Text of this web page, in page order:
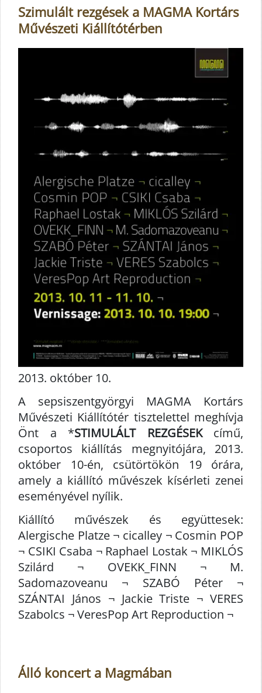
Szimulált rezgések a MAGMA Kortárs
Művészeti Kiállítótérben
2013. október 10.
A sepsiszentgyörgyi MAGMA Kortárs
Művészeti Kiállítótér tisztelettel meghívja
Önt a *STIMULÁLT REZGÉSEKcímű,
csoportos kiállítás megnyitójára, 2013.
október 10-én, csütörtökön 19 órára,
amely a kiállító művészek kísérleti zenei
eseményével nyílik.
Kiállító művészek és együttesek:
Alergische Platze ¬ cicalley ¬ Cosmin POP
¬ CSIKI Csaba ¬ Raphael Lostak ¬ MIKLÓS
Szilárd ¬ OVEKK_FINN ¬ M.
Sadomazoveanu ¬ SZABÓ Péter ¬
SZÁNTAI János ¬ Jackie Triste ¬ VERES
Szabolcs ¬ VeresPop Art Reproduction ¬
Álló koncert a Magmában